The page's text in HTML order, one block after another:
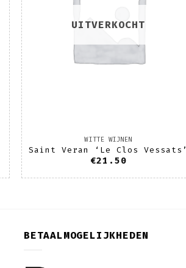
UITVERKOCHT
WITTE WIJNEN
Saint Veran ‘Le Clos Vessats’
€21.50
BETAALMOGELIJKHEDEN